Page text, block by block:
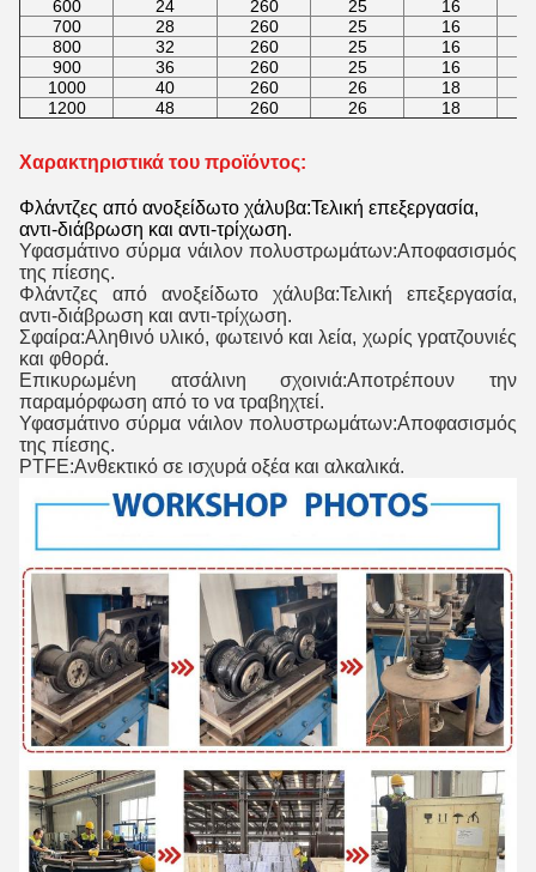
600 24 260 25 16
700
28 260 25 16
800
32 260 25 16
900
36 260 25 16
1000
40 260 26 18
1200
48 260 26 18
Χαρακτηριστικά του προϊόντος:
Φλάντζες από ανοξείδωτο χάλυβα:Τελική επεξεργασία,
αντι-διάβρωση και αντι-τρίχωση.
Υφασμάτινο σύρμα νάιλον πολυστρωμάτων:Αποφασισμός
της πίεσης.
Φλάντζες από ανοξείδωτο χάλυβα:Τελική επεξεργασία,
αντι-διάβρωση και αντι-τρίχωση.
Σφαίρα:Αληθινό υλικό, φωτεινό και λεία, χωρίς γρατζουνιές
και φθορά.
Επικυρωμένη ατσάλινη σχοινιά:Αποτρέπουν την
παραμόρφωση από το να τραβηχτεί.
Υφασμάτινο σύρμα νάιλον πολυστρωμάτων:Αποφασισμός
της πίεσης.
PTFE:Ανθεκτικό σε ισχυρά οξέα και αλκαλικά.